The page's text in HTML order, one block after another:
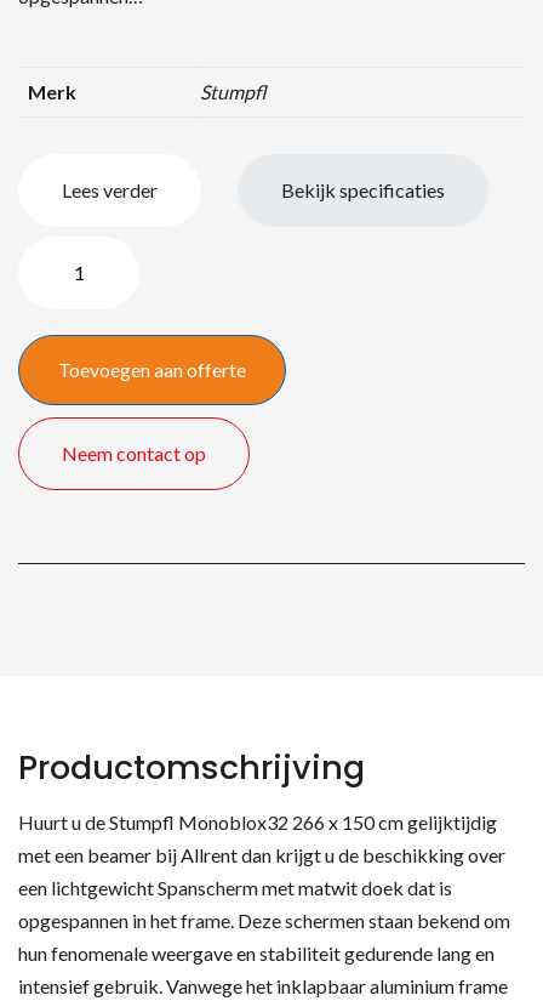
Merk Stumpfl
Lees verder Bekijk specificaties
Monoblox32
x
150
cm
quantity
Toevoegen aan offerte
Neem contact op
Productomschrijving
Huurt u de Stumpfl Monoblox32 266 x 150 cm gelijktijdig
met een beamer bij Allrent dan krijgt u de beschikking over
een lichtgewicht Spanscherm met matwit doek dat is
opgespannen in het frame. Deze schermen staan bekend om
hun fenomenale weergave en stabiliteit gedurende lang en
intensief gebruik. Vanwege het inklapbaar aluminium frame